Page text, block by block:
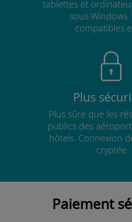
tablettes et
sous Windows
compatibles
Plus
Plus sûre que les
publics des
hôtels. Connexion
cryptée
Paiement